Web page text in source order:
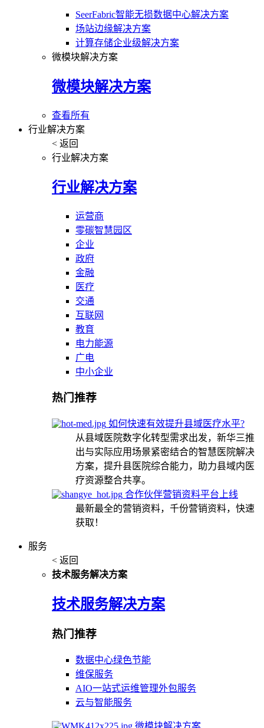
SeerFabric智能无损数据中心解决方案
场站边缘解决方案
计算存储企业级解决方案
微模块解决方案
微模块解决方案
查看所有
行业解决方案
< 返回
行业解决方案
行业解决方案
运营商
零碳智慧园区
企业
政府
金融
医疗
交通
互联网
教育
电力能源
广电
中小企业
热门推荐
如何快速有效提升县域医疗水平?
从县域医院数字化转型需求出发，新华三推
出与实际应用场景紧密结合的智慧医院解决
方案，提升县医院综合能力，助力县域内医
疗资源整合共享。
合作伙伴营销资料平台上线
最新最全的营销资料，千份营销资料，快速
获取！
服务
< 返回
技术服务解决方案
技术服务解决方案
热门推荐
数据中心绿色节能
维保服务
AIO一站式运维管理外包服务
云与智能服务
微模块解决方案